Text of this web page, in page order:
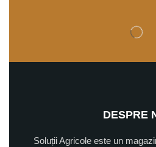
DESPRE
Soluții Agricole este un